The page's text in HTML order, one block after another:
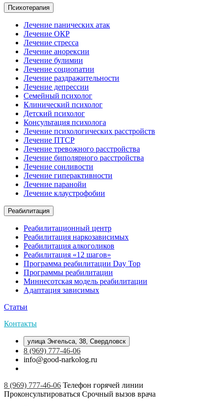
Психотерапия
Лечение панических атак
Лечение ОКР
Лечение стресса
Лечение анорексии
Лечение булимии
Лечение социопатии
Лечение раздражительности
Лечение депрессии
Семейный психолог
Клинический психолог
Детский психолог
Консультация психолога
Лечение психологических расстройств
Лечение ПТСР
Лечение тревожного расстройства
Лечение биполярного расстройства
Лечение сонливости
Лечение гиперактивности
Лечение паранойи
Лечение клаустрофобии
Реабилитация
Реабилитационный центр
Реабилитация наркозависимых
Реабилитация алкоголиков
Реабилитация «12 шагов»
Программа реабилитации Day Top
Программы реабилитации
Миннесотская модель реабилитации
Адаптация зависимых
Статьи
Контакты
улица Энгельса, 38, Свердловск
8 (969) 777-46-06
info@good-narkolog.ru
8 (969) 777-46-06 Телефон горячей линии
Проконсультироваться Срочный вызов врача